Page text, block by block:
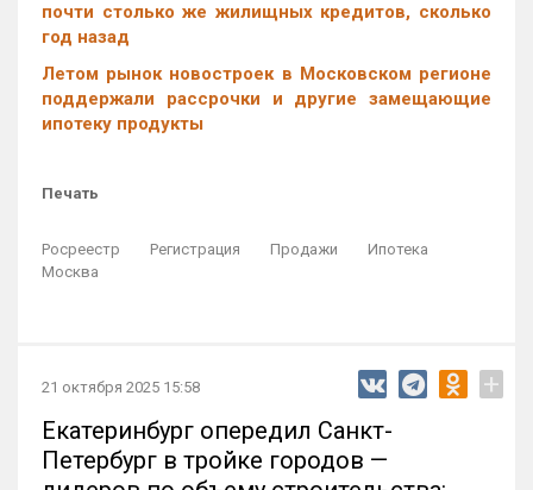
почти столько же жилищных кредитов, сколько
год назад
Летом рынок новостроек в Московском регионе
поддержали рассрочки и другие замещающие
ипотеку продукты
Печать
Росреестр Регистрация Продажи
Ипотека
Москва
21 октября 2025 15:58 +
Екатеринбург опередил Санкт-
Петербург в тройке городов —